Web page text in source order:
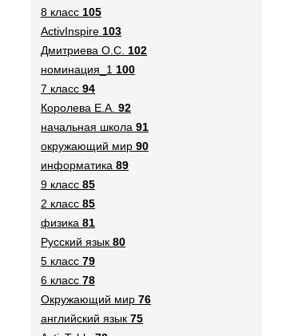
8 класс 105
ActivInspire 103
Дмитриева О.С. 102
номинация_1 100
7 класс 94
Королева Е.А. 92
начальная школа 91
окружающий мир 90
информатика 89
9 класс 85
2 класс 85
физика 81
Русский язык 80
5 класс 79
6 класс 78
Окружающий мир 76
английский язык 75